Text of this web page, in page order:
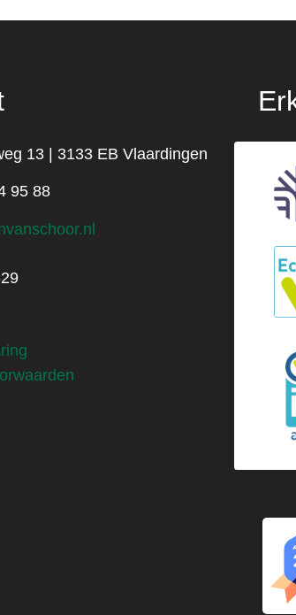
13 | 3133 EB Vlaardingen
95 88